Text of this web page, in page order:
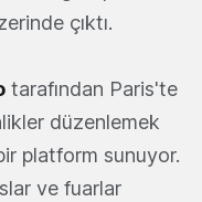
çıktı.
tarafından Paris'te
düzenlemek
platform sunuyor.
ve fuarlar